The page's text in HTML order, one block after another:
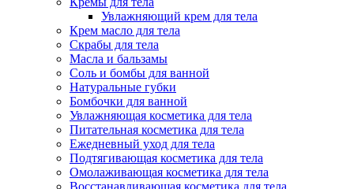
Увлажняющий крем для тела
Крем масло для тела
Скрабы для тела
Масла и бальзамы
Соль и бомбы для ванной
Натуральные губки
Бомбочки для ванной
Увлажняющая косметика для тела
Питательная косметика для тела
Ежедневный уход для тела
Подтягивающая косметика для тела
Омолаживающая косметика для тела